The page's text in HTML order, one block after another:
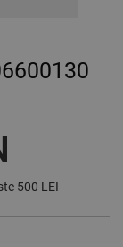
500 LEI